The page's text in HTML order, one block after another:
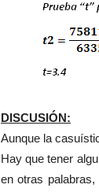
DISCUSIÓN:
Aunque la
Hay que tener
en otras